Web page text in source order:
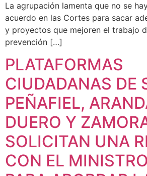
La agrupación lamenta que no se
acuerdo en las Cortes para sacar
y proyectos que mejoren el trabajo
prevención […]
PLATAFORMAS
CIUDADANAS DE
PEÑAFIEL,
DUERO Y
SOLICITAN UNA
CON EL